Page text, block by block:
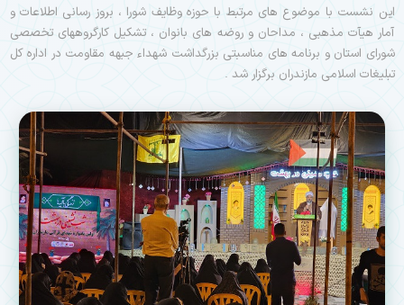
این نشست با موضوع های مرتبط با حوزه وظایف شورا ، بروز رسانی اطلاعات و
آمار هیآت مذهبی ، مداحان و روضه های بانوان ، تشکیل کارگروههای تخصصی
شورای استان و برنامه های مناسبتی بزرگداشت شهداء جبهه مقاومت در اداره کل
تبلیغات اسلامی مازندران برگزار شد .